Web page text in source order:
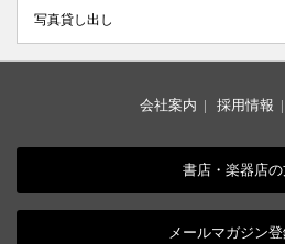
写真貸し出し
会社案内 | 採用情報 |
書店・楽器店
メールマガジン